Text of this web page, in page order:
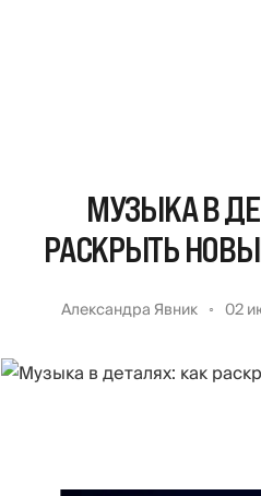
МУЗЫКА В
РАСКРЫТЬ
Александра Явник 02